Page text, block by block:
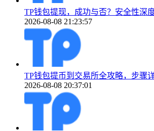
TP钱包提现，成功与否？安全性深
2026-08-08 21:23:57
TP钱包提币到交易所全攻略，步骤
2026-08-08 20:37:01